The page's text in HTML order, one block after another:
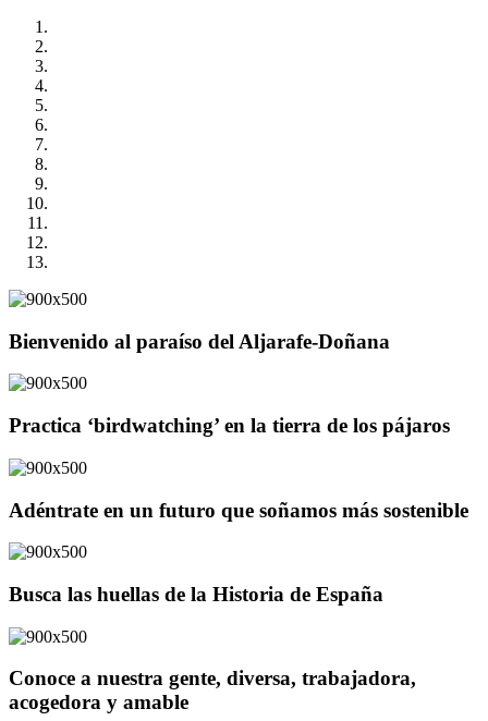
Bienvenido al paraíso del Aljarafe-Doñana
Practica ‘birdwatching’ en la tierra de los pájaros
Adéntrate en un futuro que soñamos más sostenible
Busca las huellas de la Historia de España
Conoce a nuestra gente, diversa, trabajadora,
acogedora y amable